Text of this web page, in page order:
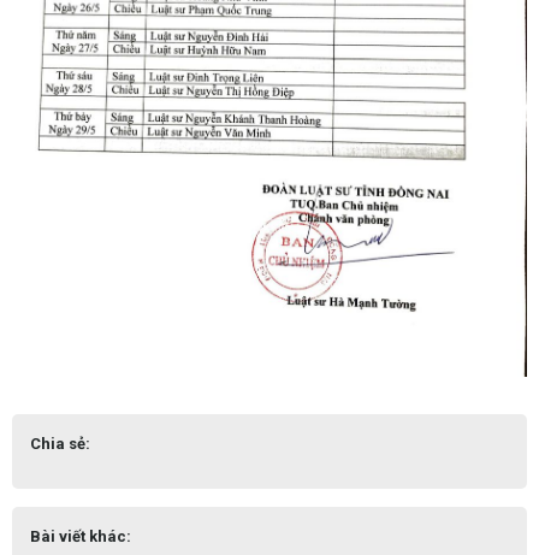
Chia sẻ:
Bài viết khác: